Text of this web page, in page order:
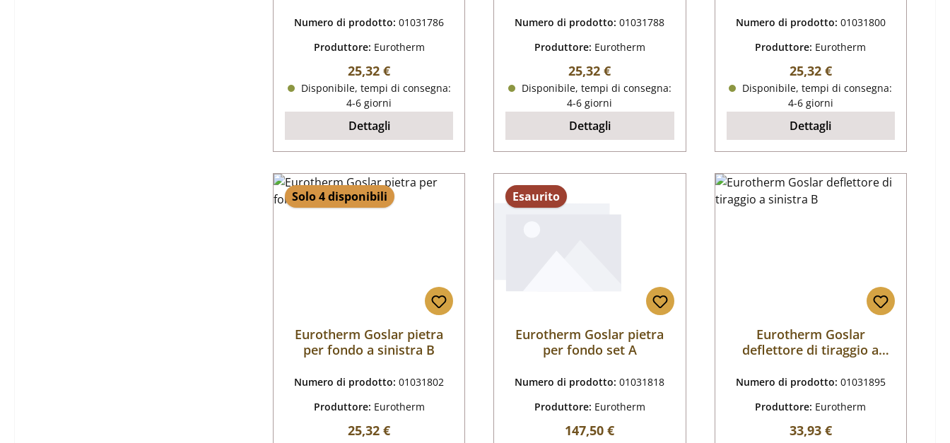
Numero di prodotto:01031786
Produttore: Eurotherm
Prezzo normale:
25,32 €
Disponibile, tempi di consegna:
4-6 giorni
Dettagli
Numero di prodotto:01031788
Produttore: Eurotherm
Prezzo normale:
25,32 €
Disponibile, tempi di consegna:
4-6 giorni
Dettagli
Numero di prodotto: 01031800
Produttore: Eurotherm
Prezzo normale:
25,32 €
Disponibile, tempi di consegna:
4-6 giorni
Dettagli
Solo 4 disponibili
Eurotherm Goslar pietra
per fondo a sinistra B
Numero di prodotto:01031802
Produttore: Eurotherm
Prezzo normale:
25,32 €
Esaurito
Eurotherm Goslar pietra
per fondo set A
Numero di prodotto:01031818
Produttore: Eurotherm
Prezzo normale:
147,50 €
Eurotherm Goslar
deflettore di tiraggio a
Numero di prodotto: 01031895
Produttore: Eurotherm
Prezzo normale:
33,93 €